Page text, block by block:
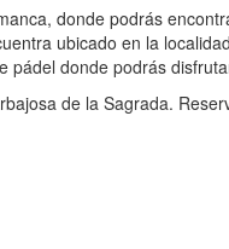
donde podrás
ubicado en la
pádel donde podrás
de la Sagrada.